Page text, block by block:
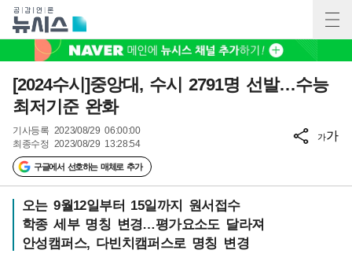
[2024수시]중앙대, 수시 2791명 선발…수능
최저기준 완화
기사등록 2023/08/29 06:00:00
최종수정 2023/08/29 13:28:54
구글에서 선호하는 매체로 추가
가가
오는 9월12일부터 15일까지 원서접수
학종 세부 명칭 변경…평가요소도 달라져
안성캠퍼스, 다빈치캠퍼스로 명칭 변경